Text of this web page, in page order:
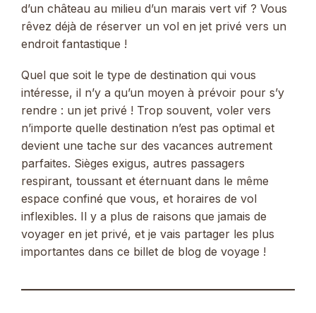
d’un château au milieu d’un marais vert vif ? Vous
rêvez déjà de réserver un vol en jet privé vers un
endroit fantastique !
Quel que soit le type de destination qui vous
intéresse, il n’y a qu’un moyen à prévoir pour s’y
rendre : un jet privé ! Trop souvent, voler vers
n’importe quelle destination n’est pas optimal et
devient une tache sur des vacances autrement
parfaites. Sièges exigus, autres passagers
respirant, toussant et éternuant dans le même
espace confiné que vous, et horaires de vol
inflexibles. Il y a plus de raisons que jamais de
voyager en jet privé, et je vais partager les plus
importantes dans ce billet de blog de voyage !